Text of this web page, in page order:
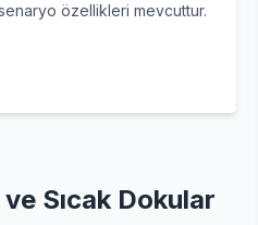
özellikleri mevcuttur.
Sıcak Dokular